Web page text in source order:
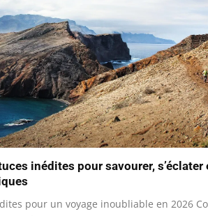
inédites pour savourer, s’éclater
pour un voyage inoubliable en 2026